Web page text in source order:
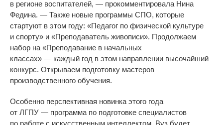
в регионе воспитателей, — прокомментировала Нина
Федина. — Также новые программы СПО, которые
стартуют в этом году: «Педагог по физической культуре
и спорту» и «Преподаватель живописи». Продолжаем
набор на «Преподавание в начальных
классах» — каждый год в этом направлении высочайший
конкурс. Открываем подготовку мастеров
производственного обучения.
Особенно перспективная новинка этого года
от ЛГПУ — программа по подготовке специалистов
по работе с искусственным интеллектом. Вуз будет